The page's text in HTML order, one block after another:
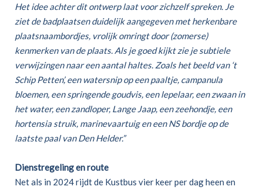
Het idee achter dit ontwerp laat voor zichzelf spreken. Je
ziet de badplaatsen duidelijk aangegeven met herkenbare
plaatsnaambordjes, vrolijk omringt door (zomerse)
kenmerken van de plaats. Als je goed kijkt zie je subtiele
verwijzingen naar een aantal haltes. Zoals het beeld van ‘t
Schip Petten’, een watersnip op een paaltje, campanula
bloemen, een springende goudvis, een lepelaar, een zwaan in
het water, een zandloper, Lange Jaap, een zeehondje, een
hortensia struik, marinevaartuig en een NS bordje op de
laatste paal van Den Helder.”
Dienstregeling en route
Net als in 2024 rijdt de Kustbus vier keer per dag heen en